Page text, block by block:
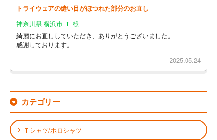
トライウェアの縫い目がほつれた部分のお直し
神奈川県 横浜市 Ｔ 様
綺麗にお直ししていただき、ありがとうございました。
感謝しております。
2025.05.24
カテゴリー
Ｔシャツ/ポロシャツ